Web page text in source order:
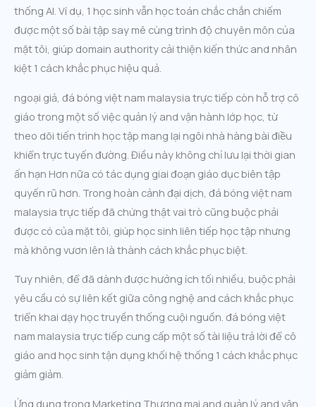
thống AI. Ví dụ, 1 học sinh vẫn học toán chắc chắn chiếm
được một số bài tập say mê cùng trình độ chuyên môn của
mặt tôi, giúp domain authority cải thiện kiến thức and nhân
kiệt 1 cách khắc phục hiệu quả.
ngoại giả, đá bóng việt nam malaysia trực tiếp còn hỗ trợ cô
giáo trong một số việc quản lý and vận hành lớp học, từ
theo dõi tiến trình học tập mang lại ngôi nhà hàng bài điều
khiển trực tuyến đường. Điều này không chỉ lưu lại thời gian
ấn hạn Hơn nữa có tác dụng giai đoạn giáo dục biên tập
quyến rũ hơn. Trong hoàn cảnh đại dịch, đá bóng việt nam
malaysia trực tiếp đã chứng thật vai trò cũng buộc phải
được có của mặt tôi, giúp học sinh liên tiếp học tập nhưng
mà không vươn lên là thành cách khắc phục biệt.
Tuy nhiên, để đã dành được hưởng ích tối nhiều, buộc phải
yêu cầu có sự liên kết giữa công nghệ and cách khắc phục
triển khai dạy học truyền thống cuội nguồn. đá bóng việt
nam malaysia trực tiếp cung cấp một số tài liệu trả lời để cô
giáo and học sinh tận dụng khối hệ thống 1 cách khắc phục
giảm giảm.
Ứng dụng trong Marketing Thương mại and quản lý and vận